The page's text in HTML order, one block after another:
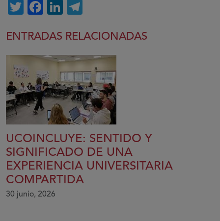
TwitterFacebook
LinkedIn
ENTRADAS RELACIONADAS
UCOINCLUYE: SENTIDO Y
SIGNIFICADO DE UNA
EXPERIENCIA UNIVERSITARIA
COMPARTIDA
30 junio, 2026